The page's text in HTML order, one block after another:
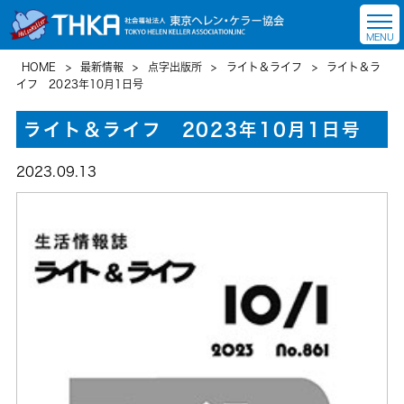
HOME > 最新情報 > 点字出版所 > ライト＆ライフ >
ライト＆ラ
イフ 2023年10月1日号
ライト＆ライフ 2023年10月1日号
2023.09.13